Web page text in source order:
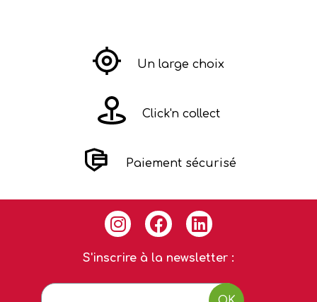
Un large choix
Click'n collect
Paiement sécurisé
S'inscrire à la newsletter :